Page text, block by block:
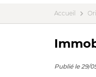
Accueil
Publié le 29/